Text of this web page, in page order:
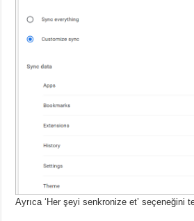
Ayrıca ‘Her şeyi senkronize et’ seçeneğini